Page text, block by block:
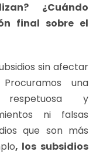
¿Cuándo
final sobre el
sin afectar
una
respetuosa y
ni falsas
que son más
, los subsidios